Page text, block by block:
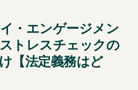
・エンゲージメン
トレスチェックの
【法定義務はど